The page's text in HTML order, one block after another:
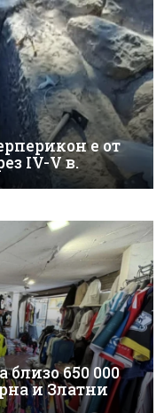
е от
IV-V в.
650 000
и Златни